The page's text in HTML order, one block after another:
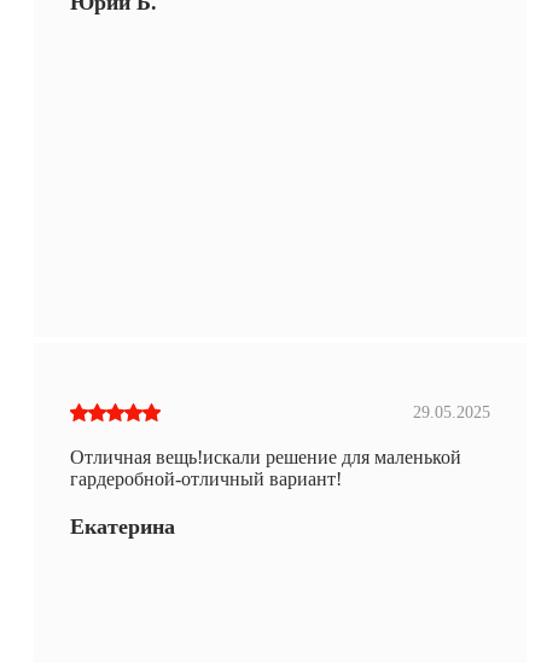
29.05.2025
Отличная вещь!искали решение для маленькой
гардеробной-отличный вариант!
Екатерина